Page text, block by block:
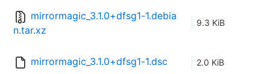
mirrormagic_3.1.0+dfsg1-1.debia
n.tar.xz
9.3 KiB
mirrormagic_3.1.0+dfsg1-1.dsc 2.0 KiB